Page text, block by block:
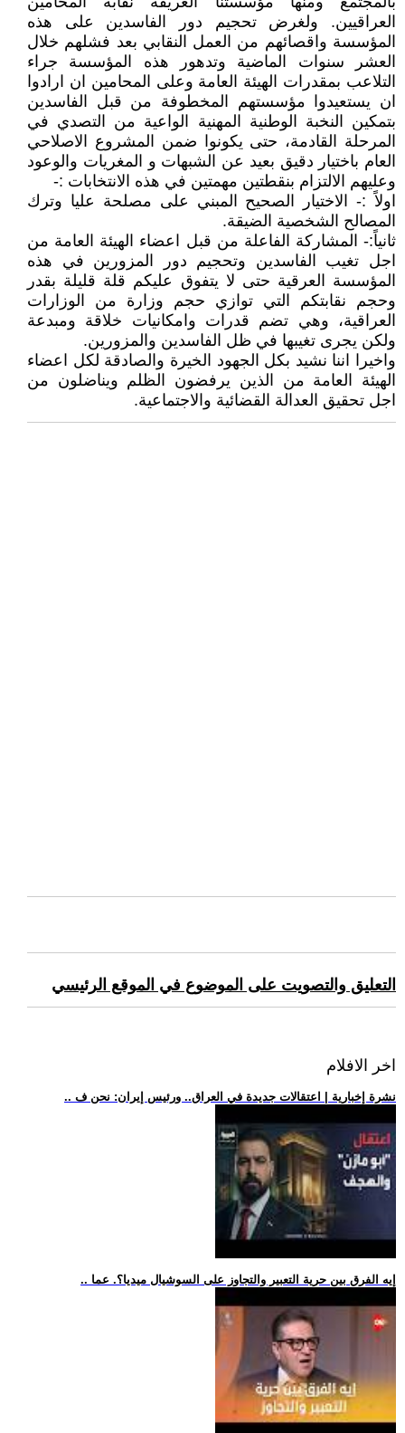
العراقيين. ولغرض تحجيم دور الفاسدين على هذه
المؤسسة واقصائهم من العمل النقابي بعد فشلهم خلال
العشر سنوات الماضية وتدهور هذه المؤسسة جراء
التلاعب بمقدرات الهيئة العامة وعلى المحامين ان ارادوا
ان يستعيدوا مؤسستهم المخطوفة من قبل الفاسدين
بتمكين النخبة الوطنية المهنية الواعية من التصدي في
المرحلة القادمة، حتى يكونوا ضمن المشروع الاصلاحي
العام باختيار دقيق بعيد عن الشبهات و المغريات والوعود
وعليهم الالتزام بنقطتين مهمتين في هذه الانتخابات :-
اولاً :- الاختيار الصحيح المبني على مصلحة عليا وترك
المصالح الشخصية الضيقة.
ثانياً:- المشاركة الفاعلة من قبل اعضاء الهيئة العامة من
اجل تغيب الفاسدين وتحجيم دور المزورين في هذه
المؤسسة العرقية حتى لا يتفوق عليكم قلة قليلة بقدر
وحجم نقابتكم التي توازي حجم وزارة من الوزارات
العراقية، وهي تضم قدرات وامكانيات خلاقة ومبدعة
ولكن يجرى تغيبها في ظل الفاسدين والمزورين.
واخيرا اننا نشيد بكل الجهود الخيرة والصادقة لكل اعضاء
الهيئة العامة من الذين يرفضون الظلم ويناضلون من
اجل تحقيق العدالة القضائية والاجتماعية.
التعليق والتصويت على الموضوع في الموقع الرئيسي
اخر الافلام
.. نشرة إخبارية | اعتقالات جديدة في العراق.. ورئيس إيران: نحن ف
.. إيه الفرق بين حرية التعبير والتجاوز على السوشيال ميديا؟. عما